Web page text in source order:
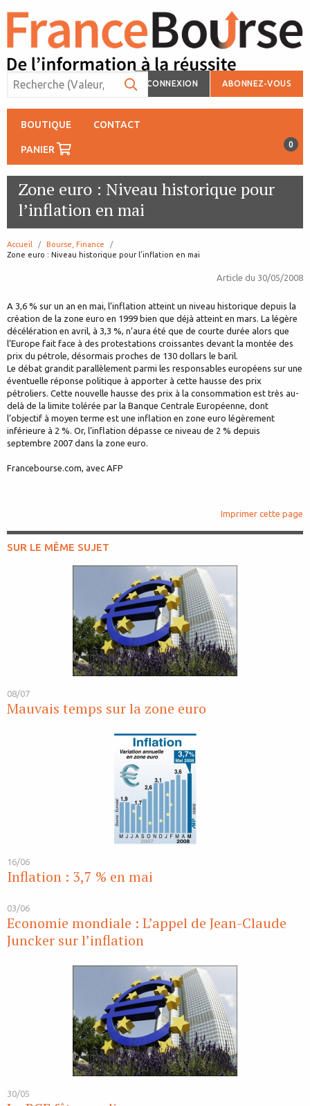
CONNEXION ABONNEZ-VOUS
BOUTIQUE CONTACT
PANIER 0
Zone euro : Niveau historique pour
l’inflation en mai
Accueil
Bourse, Finance
page:
Zone euro : Niveau historique pour l’inflation en mai
Article du 30/05/2008
A 3,6 % sur un an en mai, l’inflation atteint un niveau historique depuis la
création de la zone euro en 1999 bien que déjà atteint en mars. La légère
décélération en avril, à 3,3 %, n’aura été que de courte durée alors que
l’Europe fait face à des protestations croissantes devant la montée des
prix du pétrole, désormais proches de 130 dollars le baril.
Le débat grandit parallèlement parmi les responsables européens sur une
éventuelle réponse politique à apporter à cette hausse des prix
pétroliers. Cette nouvelle hausse des prix à la consommation est très au-
delà de la limite tolérée par la Banque Centrale Européenne, dont
l’objectif à moyen terme est une inflation en zone euro légèrement
inférieure à 2 %. Or, l’inflation dépasse ce niveau de 2 % depuis
septembre 2007 dans la zone euro.
Francebourse.com, avec AFP
Imprimer cette page
SUR LE MÊME SUJET
08/07
Mauvais temps sur la zone euro
16/06
Inflation : 3,7 % en mai
03/06
Economie mondiale : L’appel de Jean-Claude
Juncker sur l’inflation
30/05